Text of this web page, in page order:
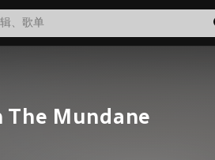
The Mundane